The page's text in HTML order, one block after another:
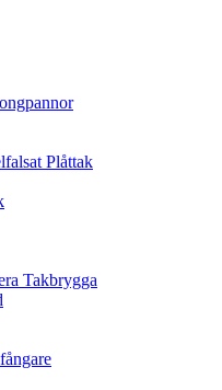
Plåttak
Takbrygga